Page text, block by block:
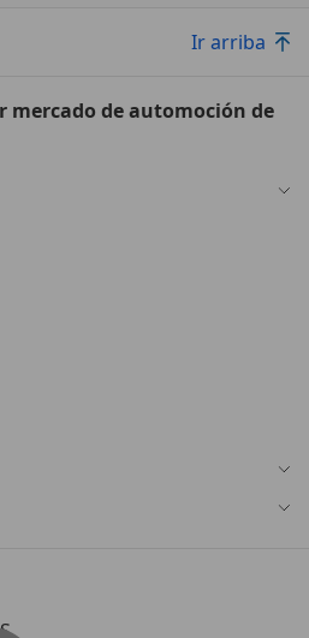
Ir arriba
mercado de automoción de